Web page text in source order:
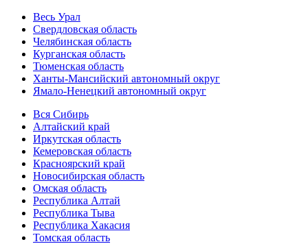
Весь Урал
Свердловская область
Челябинская область
Курганская область
Тюменская область
Ханты-Мансийский автономный округ
Ямало-Ненецкий автономный округ
Вся Сибирь
Алтайский край
Иркутская область
Кемеровская область
Красноярский край
Новосибирская область
Омская область
Республика Алтай
Республика Тыва
Республика Хакасия
Томская область